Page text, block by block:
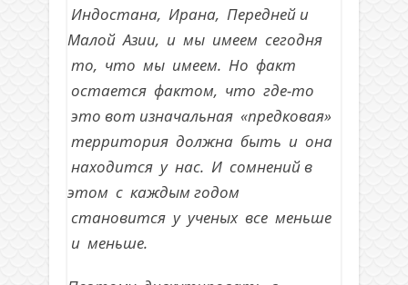
Индостана, Ирана, Передней и
Малой Азии, и мы имеем сегодня
то, что мы имеем. Но факт
остается фактом, что где-то
это вот изначальная «предковая»
территория должна быть и она
находится у нас. И сомнений в
этом с каждым годом
становится у ученых все меньше
и меньше.